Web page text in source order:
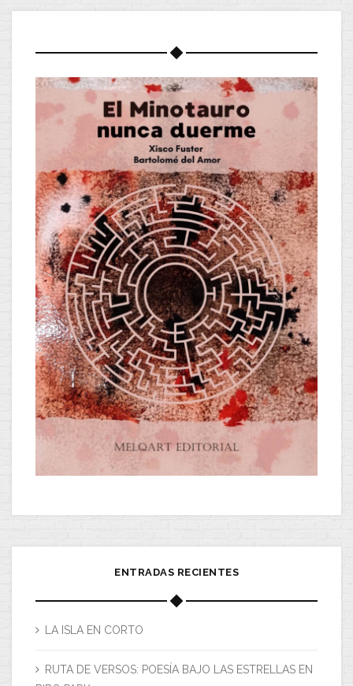
ENTRADAS RECIENTES
LA ISLA EN CORTO
RUTA DE VERSOS: POESÍA BAJO LAS ESTRELLAS EN